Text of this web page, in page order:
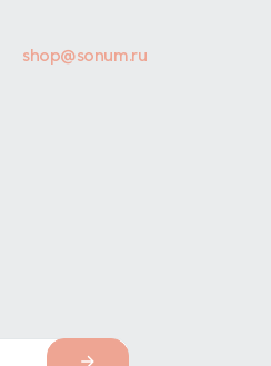
shop@sonum.ru